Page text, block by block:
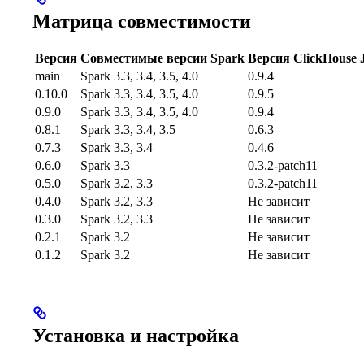
Матрица совместимости
Версия Совместимые версии Spark Версия ClickHouse
main
Spark 3.3, 3.4, 3.5, 4.0
0.9.4
0.10.0
Spark 3.3, 3.4, 3.5, 4.0
0.9.5
0.9.0
Spark 3.3, 3.4, 3.5, 4.0
0.9.4
0.8.1
Spark 3.3, 3.4, 3.5
0.6.3
0.7.3
Spark 3.3, 3.4
0.4.6
0.6.0
Spark 3.3
0.3.2-patch11
0.5.0
Spark 3.2, 3.3
0.3.2-patch11
0.4.0
Spark 3.2, 3.3
Не зависит
0.3.0
Spark 3.2, 3.3
Не зависит
0.2.1
Spark 3.2
Не зависит
0.1.2
Spark 3.2 Не зависит
Установка и настройка